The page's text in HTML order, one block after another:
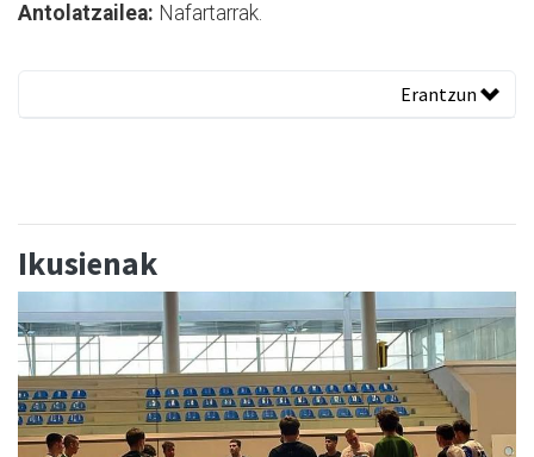
Antolatzailea: Nafartarrak.
Erantzun
Ikusienak